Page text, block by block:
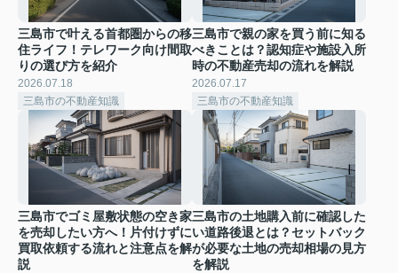
三島市で叶える首都圏からの移
住ライフ！テレワーク向け間取
りの選び方を紹介
2026.07.18
三島市の不動産知識
三島市で親の家を買う前に知る
べきことは？認知症や施設入所
時の不動産売却の流れを解説
2026.07.17
三島市の不動産知識
三島市でゴミ屋敷状態の空き家
を売却したい方へ！片付けずに
買取依頼する流れと注意点を解
説
三島市の土地購入前に確認した
い道路後退とは？セットバック
が必要な土地の売却相場の見方
を解説